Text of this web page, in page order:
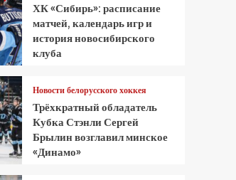
ХК «Сибирь»: расписание
матчей, календарь игр и
история новосибирского
клуба
Новости белорусского хоккея
Трёхкратный обладатель
Кубка Стэнли Сергей
Брылин возглавил минское
«Динамо»